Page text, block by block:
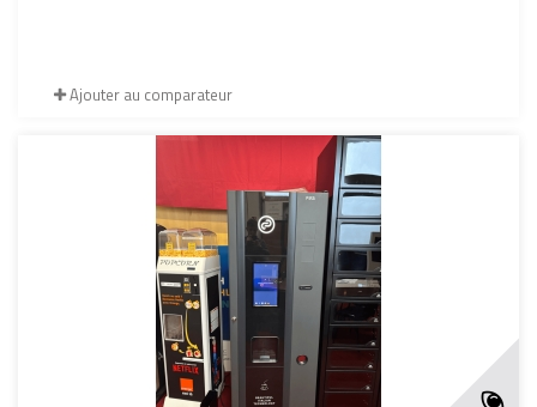
Ajouter au comparateur